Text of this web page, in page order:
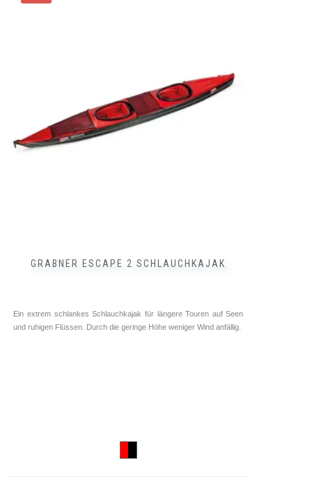
GRABNER ESCAPE 2 SCHLAUCHKAJAK
Ein extrem schlankes Schlauchkajak für längere Touren auf Seen
und ruhigen Flüssen. Durch die geringe Höhe weniger Wind anfällig.